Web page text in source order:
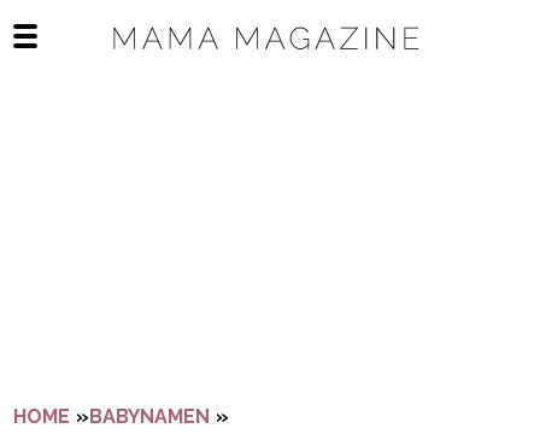
Open het mobiele menu
HOME »BABYNAMEN »